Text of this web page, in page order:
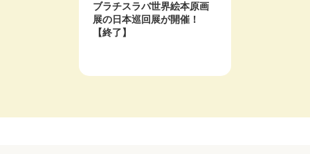
ブラチスラバ世界絵本原画
展の日本巡回展が開催！
【終了】